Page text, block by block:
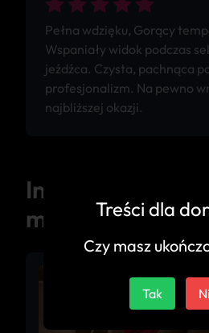
Pełna wdzięku, Gorący
Wspaniały widok podczas
jeźdźca. Czysta, pachnąca
profesjonalizm. Na pewno
najbliższej okazji.
Inne ogłoszenia
miastaTreści dla
Czy masz
Tak